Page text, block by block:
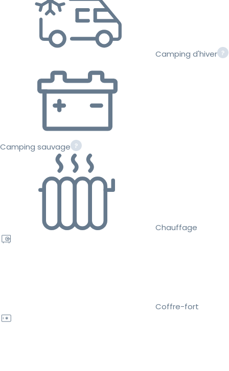
Camping d'hiver
Camping sauvage
Chauffage
Coffre-fort